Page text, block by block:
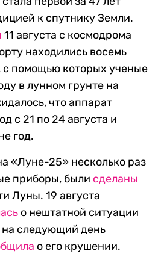
к спутнику Земли.
11 августа с космодрома
находились восемь
с помощью которых ученые
в лунном грунте на
что аппарат
с 21 по 24 августа и
год.
«Луне-25» несколько раз
приборы, были сделаны
Луны. 19 августа
о нештатной ситуации
на следующий день
о его крушении.